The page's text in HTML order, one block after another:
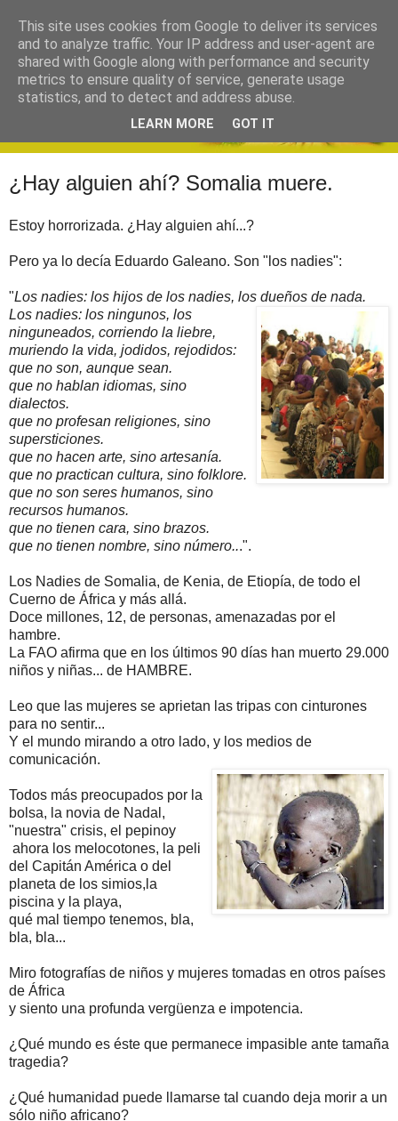
¿Hay alguien ahí? Somalia muere.
Estoy horrorizada. ¿Hay alguien ahí...?
Pero ya lo decía Eduardo Galeano. Son "los nadies":
"Los nadies: los hijos de los nadies, los dueños de nada.
Los nadies: los ningunos, los
ninguneados, corriendo la liebre,
muriendo la vida, jodidos, rejodidos:
que no son, aunque sean.
que no hablan idiomas, sino
dialectos.
que no profesan religiones, sino
supersticiones.
que no hacen arte, sino artesanía.
que no practican cultura, sino folklore.
que no son seres humanos, sino
recursos humanos.
que no tienen cara, sino brazos.
que no tienen nombre, sino número...".
Los Nadies de Somalia, de Kenia, de Etiopía, de todo el
Cuerno de África y más allá.
Doce millones, 12, de personas, amenazadas por el
hambre.
La FAO afirma que en los últimos 90 días han muerto 29.000
niños y niñas... de HAMBRE.
Leo que las mujeres se aprietan las tripas con cinturones
para no sentir...
Y el mundo mirando a otro lado, y los medios de
comunicación.
Todos más preocupados por la
bolsa, la novia de Nadal,
"nuestra" crisis, el pepinoy
ahora los melocotones, la peli
del Capitán América o del
planeta de los simios,la
piscina y la playa,
qué mal tiempo tenemos, bla,
bla, bla...
Miro fotografías de niños y mujeres tomadas en otros países
de África
y siento una profunda vergüenza e impotencia.
¿Qué mundo es éste que permanece impasible ante tamaña
tragedia?
¿Qué humanidad puede llamarse tal cuando deja morir a un
sólo niño africano?
This site uses cookies from Google to deliver its services
and to analyze traffic. Your IP address and user-agent are
shared with Google along with performance and security
metrics to ensure quality of service, generate usage
statistics, and to detect and address abuse.
LEARN MORE GOT IT